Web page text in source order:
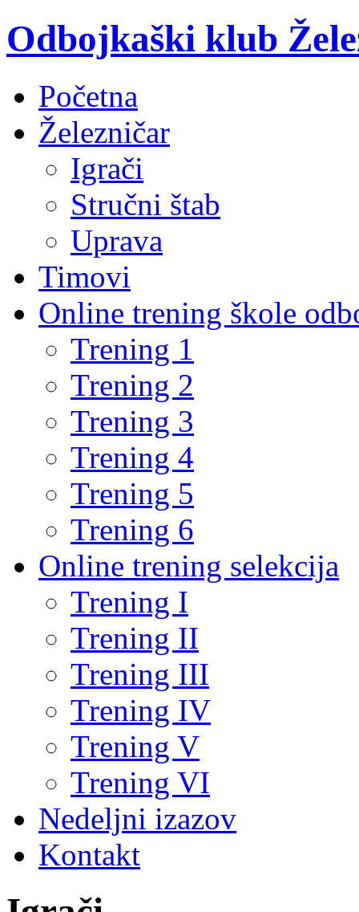
Odbojkaški klub
Početna
Železničar
Igrači
Stručni štab
Uprava
Timovi
Online trening škole
Trening 1
Trening 2
Trening 3
Trening 4
Trening 5
Trening 6
Online trening selekcija
Trening I
Trening II
Trening III
Trening IV
Trening V
Trening VI
Nedeljni izazov
Kontakt